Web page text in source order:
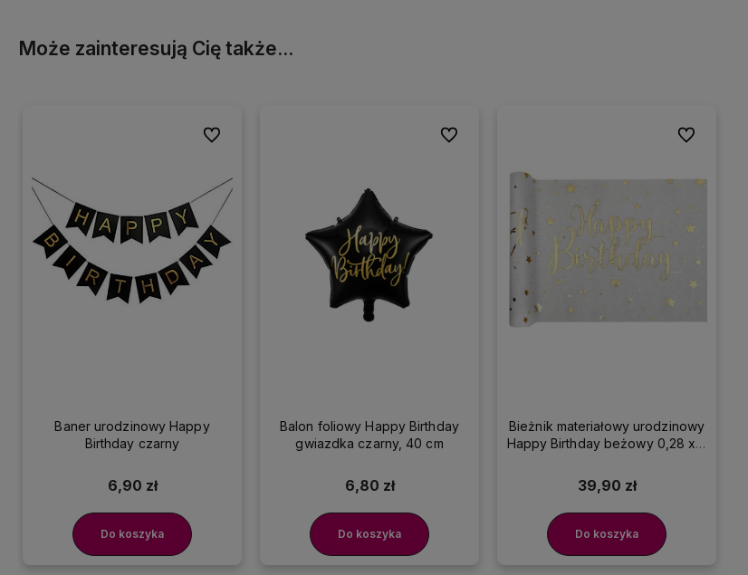
Może zainteresują Cię także...
Baner urodzinowy Happy
Birthday czarny
6,90 zł
Do koszyka
Do ulubionych
Balon foliowy Happy Birthday
gwiazdka czarny, 40 cm
6,80 zł
Do koszyka
Do ulubionych
Bieżnik materiałowy urodzinowy
Happy Birthday beżowy 0,28 x 3
39,90 zł
Do koszyka
Do ulubionych